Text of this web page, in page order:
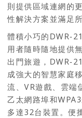
則提供區域連網的
性解決方案並滿足
體積小巧的DWR-
用者隨時隨地提供
出門旅遊，DWR-
成強大的智慧家庭
流、VR遊戲、雲
乙太網路埠和
多達32台裝置。便